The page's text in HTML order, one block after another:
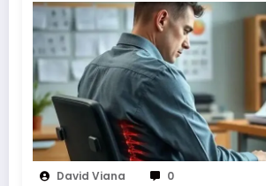
David Viana 0